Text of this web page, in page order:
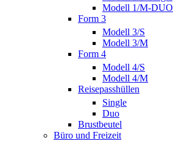
Modell 1/M-DUO
Form 3
Modell 3/S
Modell 3/M
Form 4
Modell 4/S
Modell 4/M
Reisepasshüllen
Single
Duo
Brustbeutel
Büro und Freizeit